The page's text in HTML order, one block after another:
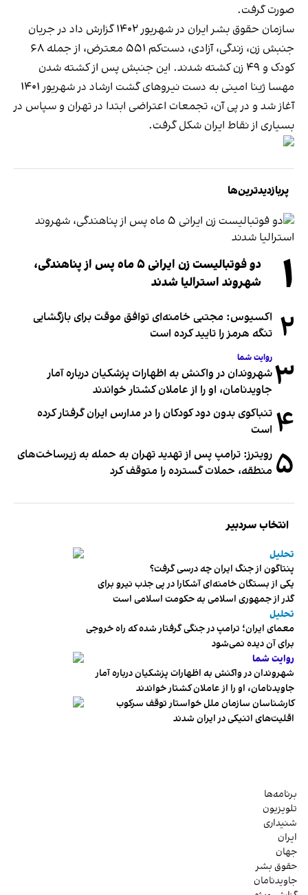
صورت گرفت.
سازمان حقوق بشر ایران در شهریور ۱۴۰۲ گزارش داد در جریان
جنبش زن، زندگی، آزادی، دست‌کم ۵۵۱ معترض
، از جمله ۶۸
کودک و ۴۹ زن کشته شدند. این جنبش پس از کشته شدن
مهسا ژینا امینی به دست نیروهای گشت ارشاد در شهریور ۱۴۰۱
آغاز شد و در پی آن، تجمعات اعتراضی ابتدا در تهران و سپاس در
بسیاری از نقاط ایران شکل گرفت.
پربازدیدترین‌ها
۱
دو فوتبالیست زن ایرانی ۵ ماه پس از پناهندگی،
شهروند استرالیا شدند
۲ اکسیوس: مجتبی خامنه‌ای توافق موقت برای بازگشایی
تنگه هرمز را تایید کرده است
۳ روایت شما
شهروندان در واکنش به اظهارات پزشکیان درباره آمار
جاویدنامان، او را از عاملان کشتار خواندند
۴ تنباکوی بدون دود کودکان را در مدارس ایران گرفتار کرده
است
۵ رویترز: ترامپ پس از تهدید تهران به حمله به زیرساخت‌های
منطقه، حملات گسترده را متوقف کرد
انتخاب سردبیر
تحلیل
پنتاگون از جنگ ایران چه درسی گرفت؟
یکی از بستگان خامنه‌ای آشکارا در پی جذب نیرو برای
گذر از جمهوری اسلامی به حکومت اسلامی است
تحلیل
معمای ایران؛ ترامپ در جنگی گرفتار شده که راه خروجی
برای آن دیده نمی‌شود
روایت شما
شهروندان در واکنش به اظهارات پزشکیان درباره آمار
جاویدنامان، او را از عاملان کشتار خواندند
کارشناسان سازمان ملل خواستار توقف سرکوب
اقلیت‌های اتنیکی در ایران شدند
برنامه‌ها
تلویزیون
شنیداری
ایران
جهان
حقوق بشر
جاویدنامان